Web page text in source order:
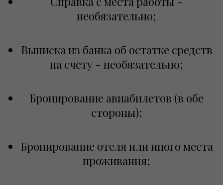
необязательно;
Выписка из банка об остатке средств
на счету - необязательно;
Бронирование авиабилетов (в обе
стороны);
Бронирование отеля или иного места
проживания;